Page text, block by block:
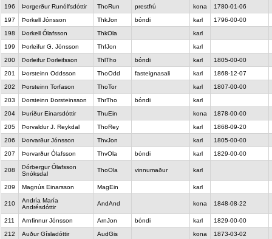
196
Þorgerður Runólfsdóttir ThoRun prestfrú kona
1780-01-06
197
Þorkell Jónsson ThkJon bóndi karl
1796-00-00
198
Þorkell Ólafsson ThkOla
karl
199
Þorleifur G. Jónsson ThfJon
karl
200
Þorleifur Þorleifsson ThlTho bóndi karl
1805-00-00
201
Þorsteinn Oddsson ThoOdd fasteignasali karl
1868-12-07
202
Þorsteinn Torfason ThoTor karl
1807-00-00
203
Þorsteinn Þorsteinsson ThrTho bóndi
karl
204
Þuríður Einarsdóttir ThuEin kona
1878-00-00
205
Þorvaldur J. Reykdal ThoRey karl
1868-09-20
206
Þorvarður Jónsson ThvJon karl
1805-00-00
207
Þorvarður Ólafsson ThvOla bóndi karl 1829-00-00
208
Þórbergur Ólafsson
Snóksdal
ThoOla vinnumaður karl
209 Magnús Einarsson MagEin karl
210
Andría María
Andrésdóttir
AndAnd kona 1848-08-22
211 Arnfinnur Jónsson ArnJon bóndi karl
1829-00-00
212
Auður Gísladóttir AudGis kona
1873-03-02